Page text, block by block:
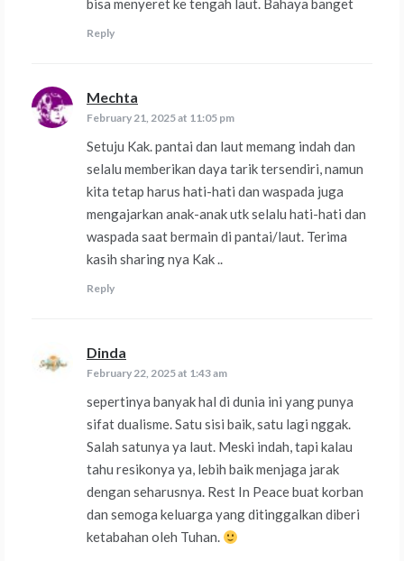
bisa menyeret ke tengah laut. Bahaya banget
Reply
Mechta
February 21, 2025 at 11:05 pm
Setuju Kak. pantai dan laut memang indah dan
selalu memberikan daya tarik tersendiri, namun
kita tetap harus hati-hati dan waspada juga
mengajarkan anak-anak utk selalu hati-hati dan
waspada saat bermain di pantai/laut. Terima
kasih sharing nya Kak ..
Reply
Dinda
February 22, 2025 at 1:43 am
sepertinya banyak hal di dunia ini yang punya
sifat dualisme. Satu sisi baik, satu lagi nggak.
Salah satunya ya laut. Meski indah, tapi kalau
tahu resikonya ya, lebih baik menjaga jarak
dengan seharusnya. Rest In Peace buat korban
dan semoga keluarga yang ditinggalkan diberi
ketabahan oleh Tuhan.